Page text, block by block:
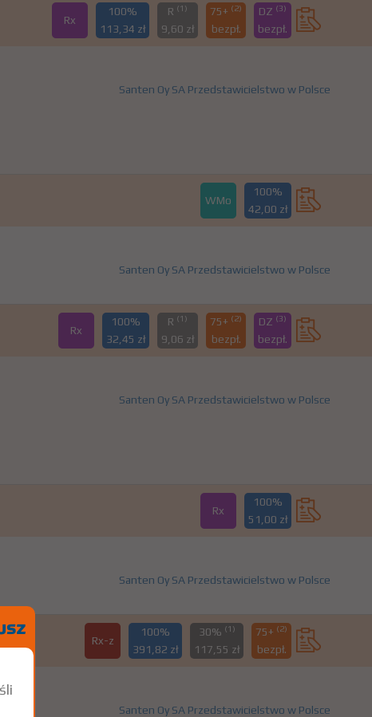
Rx
100%
113,34 zł
R (1)
9,60 zł
75+ (2)
bezpł.
DZ (3)
bezpł.
Santen Oy SA Przedstawicielstwo w Polsce
WMo
100%
42,00 zł
Santen Oy SA Przedstawicielstwo w Polsce
Rx
100%
32,45 zł
R (1)
9,06 zł
75+ (2)
bezpł.
DZ (3)
bezpł.
Santen Oy SA Przedstawicielstwo w Polsce
Rx
100%
51,00 zł
Santen Oy SA Przedstawicielstwo w Polsce
Rx-z
100%
391,82 zł
30% (1)
117,55 zł
75+ (2)
bezpł.
Santen Oy SA Przedstawicielstwo w Polsce